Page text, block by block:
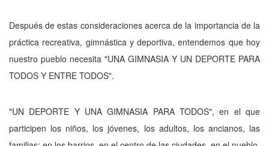
Después de estas consideraciones acerca de la importancia de la
práctica recreativa, gimnástica y deportiva, entendemos que hoy
nuestro pueblo necesita "UNA GIMNASIA Y UN DEPORTE PARA
TODOS Y ENTRE TODOS".
"UN DEPORTE Y UNA GIMNASIA PARA TODOS", en el que
participen los niños, los jóvenes, los adultos, los ancianos, las